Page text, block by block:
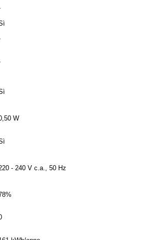
W
- 240 V c.a., 50 Hz